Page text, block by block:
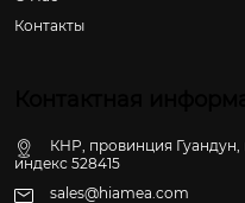
Контакты
КНР, провинция
индекс 528415
sales@hiamea.com